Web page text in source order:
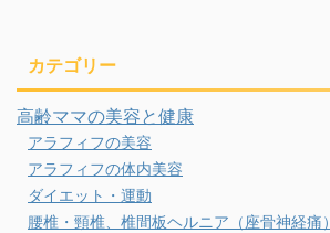
カテゴリー
高齢ママの美容と健康
アラフィフの美容
アラフィフの体内美容
ダイエット・運動
腰椎・頸椎、椎間板ヘルニア（座骨神経痛）